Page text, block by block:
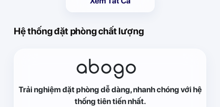
Hệ thống đặt phòng chất lượng
abogo
Trải nghiệm đặt phòng dễ dàng, nhanh chóng với hệ
thống tiên tiến nhất.